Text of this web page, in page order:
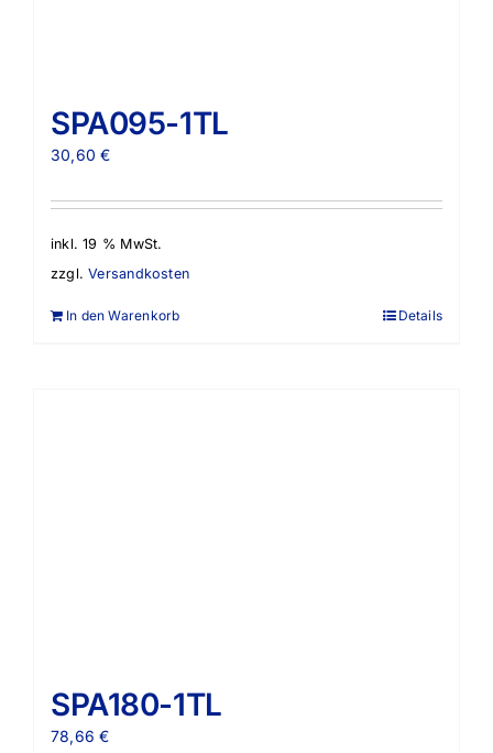
SPA095-1TL
30,60€
inkl. 19 % MwSt.
zzgl.Versandkosten
In den Warenkorb Details
SPA180-1TL
78,66€